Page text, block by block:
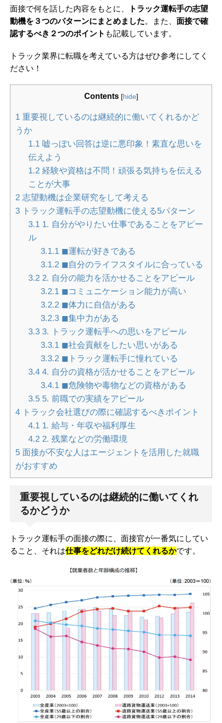
面接で何を話した内容をもとに、
トラック運転手の志望
動機を３つのパターンにまとめました。また、 面接で確
認するべき２つのポイント も記載しています。
トラック業界に転職を考えている方はぜひ参考にしてく
ださい！
Contents [hide]
1 重要視しているのは継続的に働いてくれるかど
うか
1.1嘘っぽい回答は逆に悪印象！素直な思いを
伝えよう
1.2経験や資格は不問！頑張る気持ちを伝える
ことが大事
2 志望動機は企業研究をして考える
3 トラック運転手の志望動機に使える5パターン
3.11. 自分がやりたい仕事であることをアピー
ル
3.1.1 ◼︎運転が好きである
3.1.2 ◼︎自分のライフスタイルに合っている
3.22. 自分の能力を活かせることをアピール
3.2.1 ◼︎コミュニケーション能力が高い
3.2.2 ◼︎体力に自信がある
3.2.3 ◼︎集中力がある
3.33. トラック運転手への思いをアピール
3.3.1 ◼︎社会貢献をしたい思いがある
3.3.2 ◼︎トラック運転手に憧れている
3.44. 自分の資格が活かせることをアピール
3.4.1 ◼︎危険物や毒物などの資格がある
3.55. 前職での実績をアピール
4 トラック会社選びの際に確認するべきポイント
4.11. 給与・年収や福利厚生
4.22. 残業などの労働環境
5 面接が不安な人はエージェントを活用した就職
がおすすめ
重要視しているのは継続的に働いてくれ
るかどうか
トラック運転手の面接の際に、面接官が一番気にしてい
ること、それは仕事をどれだけ続けてくれるかです。